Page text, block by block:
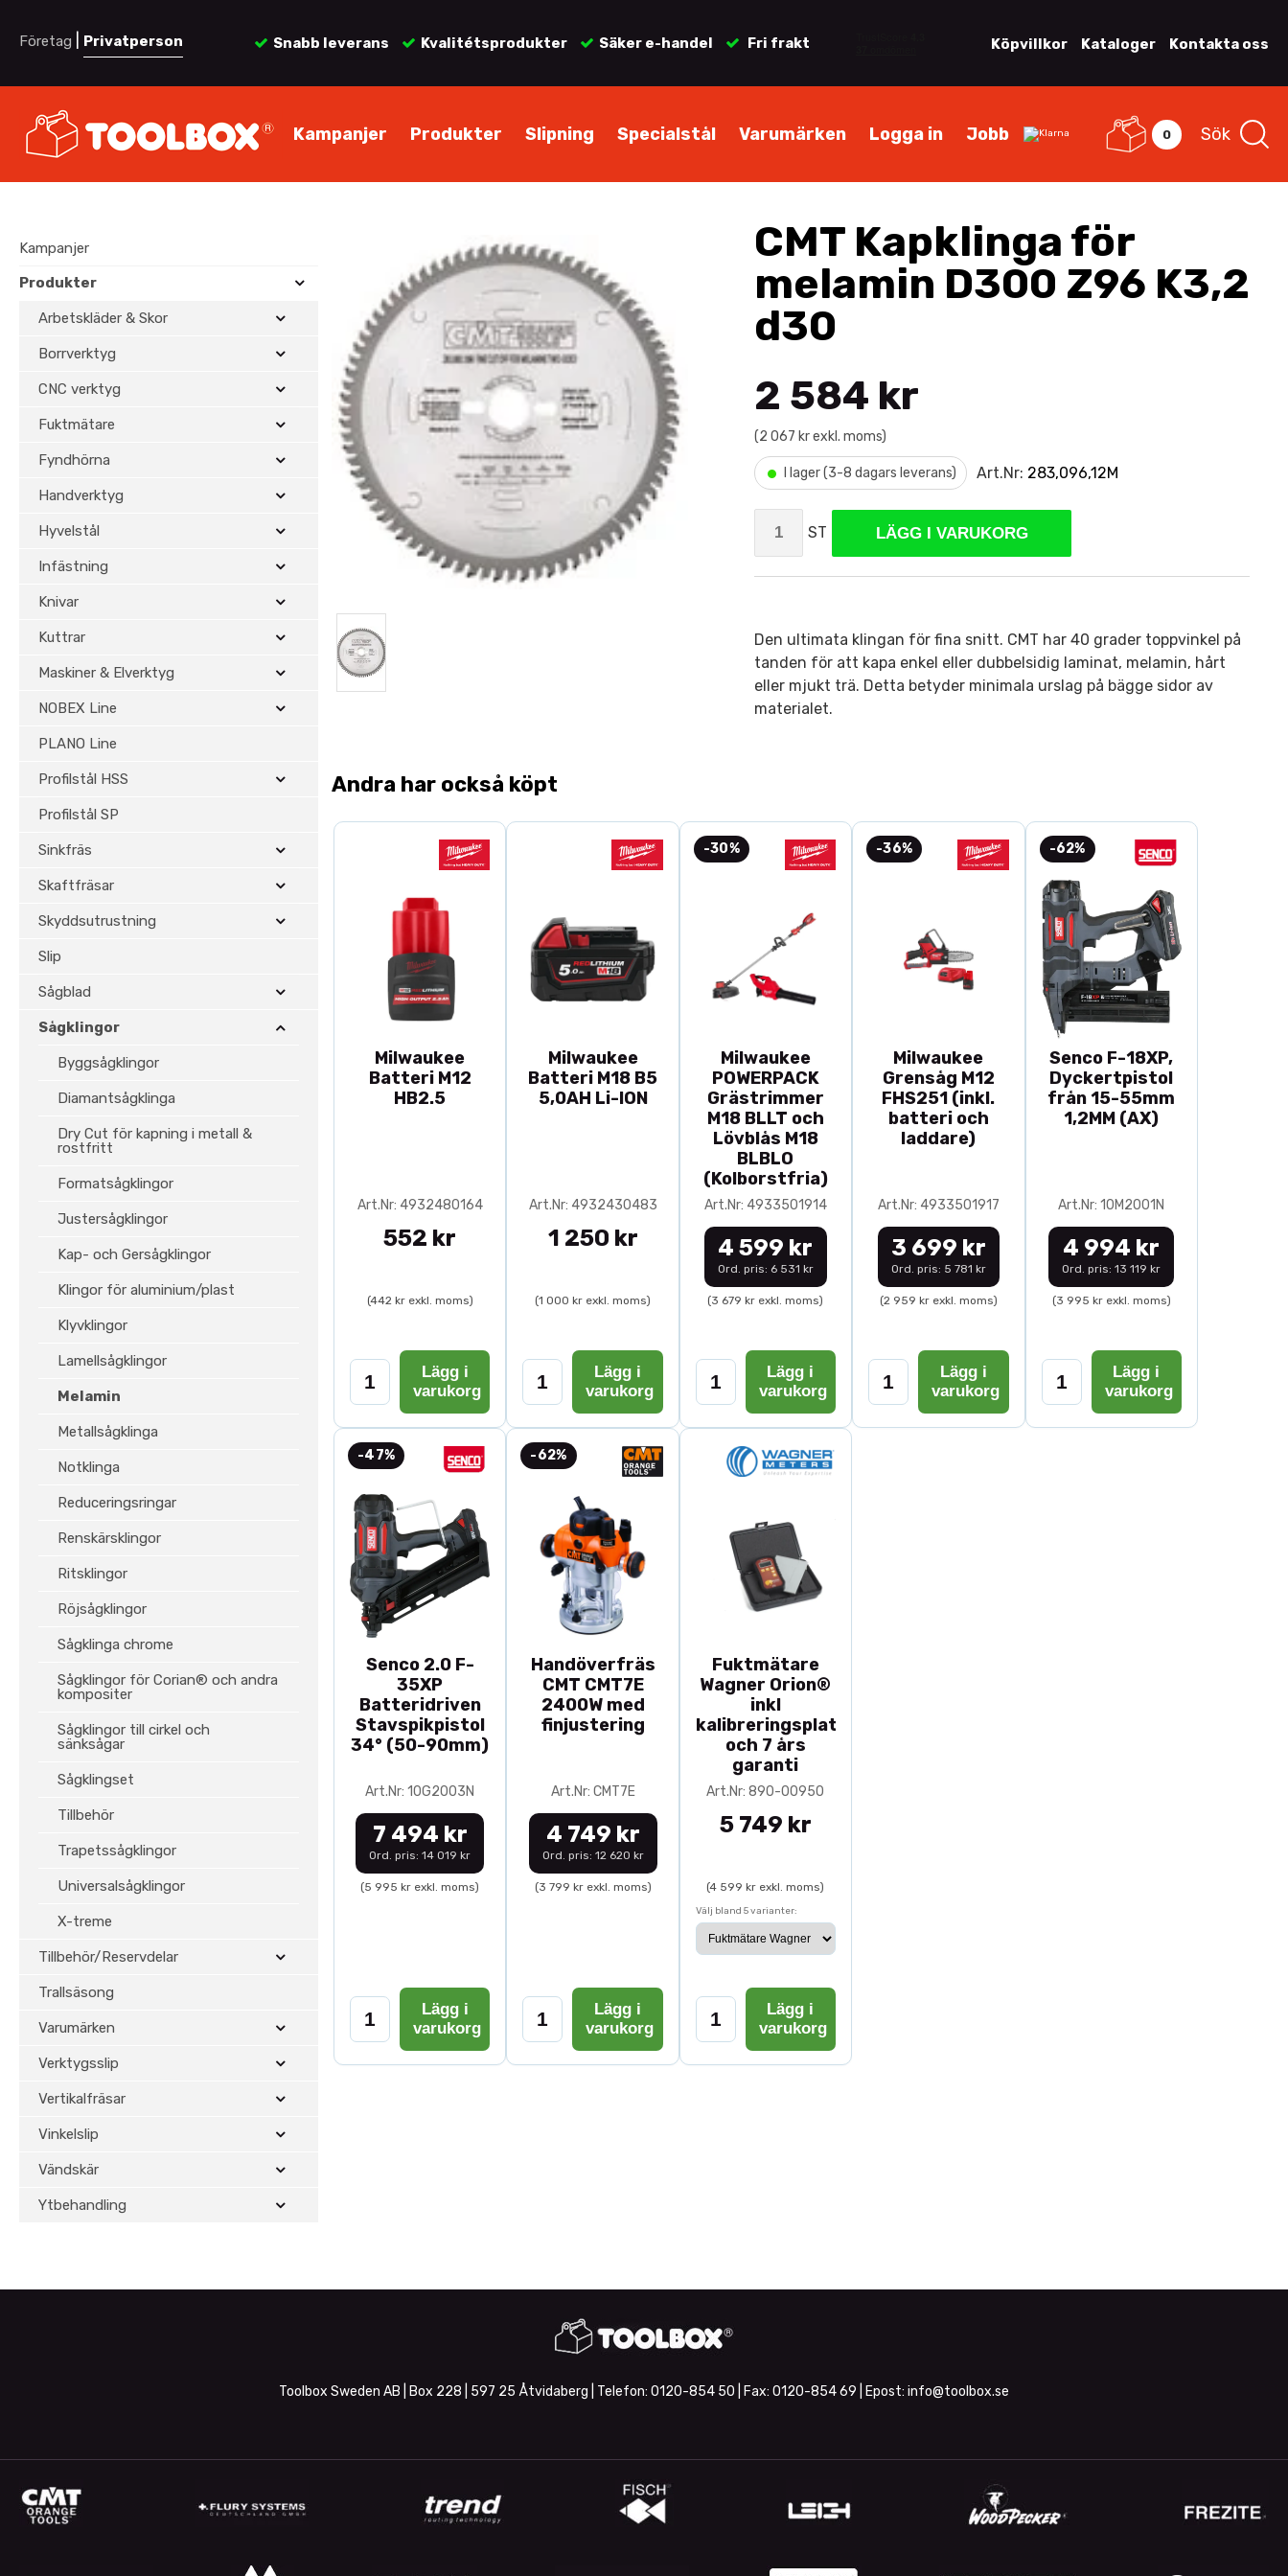
Företag Privatperson Snabb leverans Kvalitétsprodukter Säker e-handel Fri frakt Köpvillkor Kataloger Kontakta oss
Kampanjer Produkter Slipning Specialstål Varumärken Logga in Jobb 0 Sök
Kampanjer
Produkter
Arbetskläder & Skor
Borrverktyg
CNC verktyg
Fuktmätare
Fyndhörna
Handverktyg
Hyvelstål
Infästning
Knivar
Kuttrar
Maskiner & Elverktyg
NOBEX Line
PLANO Line
Profilstål HSS
Profilstål SP
Sinkfräs
Skaftfräsar
Skyddsutrustning
Slip
Sågblad
Sågklingor
Byggsågklingor
Diamantsågklinga
Dry Cut för kapning i metall &
rostfritt
Formatsågklingor
Justersågklingor
Kap- och Gersågklingor
Klingor för aluminium/plast
Klyvklingor
Lamellsågklingor
Melamin
Metallsågklinga
Notklinga
Reduceringsringar
Renskärsklingor
Ritsklingor
Röjsågklingor
Sågklinga chrome
Sågklingor för Corian® och andra
kompositer
Sågklingor till cirkel och
sänksågar
Sågklingset
Tillbehör
Trapetssågklingor
Universalsågklingor
X-treme
Tillbehör/Reservdelar
Trallsäsong
Varumärken
Verktygsslip
Vertikalfräsar
Vinkelslip
Vändskär
Ytbehandling
CMT Kapklinga för
melamin D300 Z96 K3,2
d30
2 584 kr
(2 067 kr exkl. moms)
• I lager (3-8 dagars leverans) Art.Nr: 283,096,12M
ST LÄGG I VARUKORG
Den ultimata klingan för fina snitt. CMT har 40 grader toppvinkel på
tanden för att kapa enkel eller dubbelsidig laminat, melamin, hårt
eller mjukt trä. Detta betyder minimala urslag på bägge sidor av
materialet.
Andra har också köpt
Milwaukee
Batteri M12
HB2.5
Art.Nr: 4932480164
552 kr
(442 kr exkl. moms)
Lägg i
varukorg
Milwaukee
Batteri M18 B5
5,0AH Li-ION
Art.Nr: 4932430483
1 250 kr
(1 000 kr exkl. moms)
Lägg i
varukorg
-30%
Milwaukee
POWERPACK
Grästrimmer
M18 BLLT och
Lövblås M18
BLBLO
(Kolborstfria)
Art.Nr: 4933501914
4 599 kr
Ord. pris: 6 531 kr
(3 679 kr exkl. moms)
Lägg i
varukorg
-36%
Milwaukee
Grensåg M12
FHS251 (inkl.
batteri och
laddare)
Art.Nr: 4933501917
3 699 kr
Ord. pris: 5 781 kr
(2 959 kr exkl. moms)
Lägg i
varukorg
-62%
Senco F-18XP,
Dyckertpistol
från 15-55mm
1,2MM (AX)
Art.Nr: 10M2001N
4 994 kr
Ord. pris: 13 119 kr
(3 995 kr exkl. moms)
Lägg i
varukorg
-47%
Senco 2.0 F-
35XP
Batteridriven
Stavspikpistol
34° (50-90mm)
Art.Nr: 10G2003N
7 494 kr
Ord. pris: 14 019 kr
(5 995 kr exkl. moms)
Lägg i
varukorg
-62%
Handöverfräs
CMT CMT7E
2400W med
finjustering
Art.Nr: CMT7E
4 749 kr
Ord. pris: 12 620 kr
(3 799 kr exkl. moms)
Lägg i
varukorg
Fuktmätare
Wagner Orion®
inkl
kalibreringsplatta
och 7 års
garanti
Art.Nr: 890-00950
5 749 kr
(4 599 kr exkl. moms)
Välj bland 5 varianter:
Lägg i
varukorg
Toolbox Sweden AB | Box 228 | 597 25 Åtvidaberg | Telefon: 0120-854 50 | Fax: 0120-854 69 | Epost: info@toolbox.se